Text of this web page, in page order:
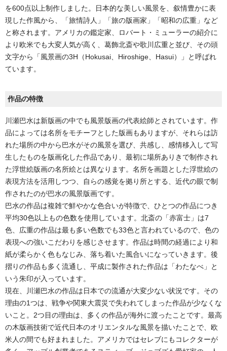
を600点以上制作しました。日本的な美しい風景を、叙情豊かに表
現した作風から、「旅情詩人」「旅の版画家」「昭和の広重」など
と称されます。アメリカの鑑定家、ロバート・ミューラーの紹介に
より欧米でも大変人気が高く、葛飾北斎や歌川広重と並び、その頭
文字から「風景画の3H（Hokusai、Hiroshige、Hasui）」と呼ばれ
ています。
作品の特徴
川瀬巴水は新版画の中でも風景版画の代表絵師とされています。作
品によっては名所をモチーフとした版画もありますが、それらは訪
れた場所の中から巴水がその風景を選び、共感し、感情移入して写
生したものを版画化した作品であり、最初に場所ありきで制作され
た浮世絵版画の名所絵とは異なります。名所を画題とした浮世絵の
表現方法を活用しつつ、自らの感覚を拠り所とする、近代の眼で制
作されたのが巴水の風景版画です。
巴水の作品は複雑で鮮やかな色合いが特徴で、ひとつの作品につき
平均30色以上もの色数を使用しています。北斎の「赤富士」は7
色、広重の作品は最も多い色数でも33色と言われているので、色の
表現への強いこだわりを感じさせます。作品は時間の経過により和
紙が柔らかく色もなじみ、落ち着いた風合いになっていきます。後
摺りの作品も多く流通し、平成に製作された作品は「わたなべ」と
いう朱印が入っています。
現在、川瀬巴水の作品は日本での流通が大変少ない状況です。その
理由の1つは、戦争や関東大震災で失われてしまった作品が少なくな
いこと。2つ目の理由は、多くの作品が海外に渡ったことです。最高
の木版画技術で近代日本のオリエンタルな風景を描いたことで、欧
米人の間でも好まれました。アメリカではセレブにもコレクターが